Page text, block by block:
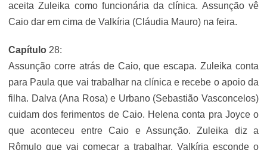
aceita Zuleika como funcionária da clínica. Assunção vê
Caio dar em cima de Valkíria (Cláudia Mauro) na feira.
Capítulo 28:
Assunção corre atrás de Caio, que escapa. Zuleika conta
para Paula que vai trabalhar na clínica e recebe o apoio da
filha. Dalva (Ana Rosa) e Urbano (Sebastião Vasconcelos)
cuidam dos ferimentos de Caio. Helena conta pra Joyce o
que aconteceu entre Caio e Assunção. Zuleika diz a
Rômulo que vai começar a trabalhar. Valkíria esconde o